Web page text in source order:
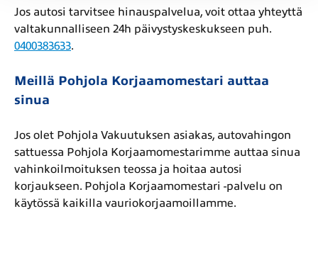
Jos autosi tarvitsee hinauspalvelua, voit ottaa yhteyttä
valtakunnalliseen 24h päivystyskeskukseen puh.
0400383633.
Meillä Pohjola Korjaamomestari auttaa
sinua
Jos olet Pohjola Vakuutuksen asiakas, autovahingon
sattuessa Pohjola Korjaamomestarimme auttaa sinua
vahinkoilmoituksen teossa ja hoitaa autosi
korjaukseen. Pohjola Korjaamomestari -palvelu on
käytössä kaikilla vauriokorjaamoillamme.